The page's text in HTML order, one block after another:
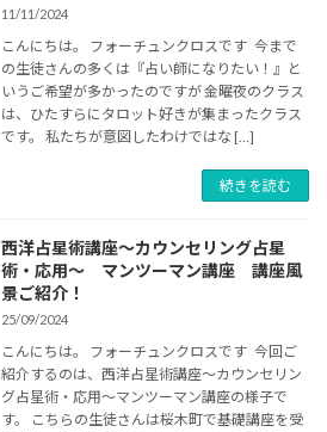
11/11/2024
こんにちは。 フォーチュンクロスです 今まで
の生徒さんの多くは『占い師になりたい！』と
いうご希望が多かったのですが 金曜夜のクラス
は、ひたすらにタロット好きが集まったクラス
です。 私たちが意図したわけではな […]
続きを読む
西洋占星術講座～カウンセリング占星
術・応用～ マンツーマン講座 講座風
景ご紹介！
25/09/2024
こんにちは。 フォーチュンクロスです 今回ご
紹介するのは、西洋占星術講座～カウンセリン
グ占星術・応用～マンツーマン講座の様子で
す。 こちらの生徒さんは桜木町で基礎講座を受